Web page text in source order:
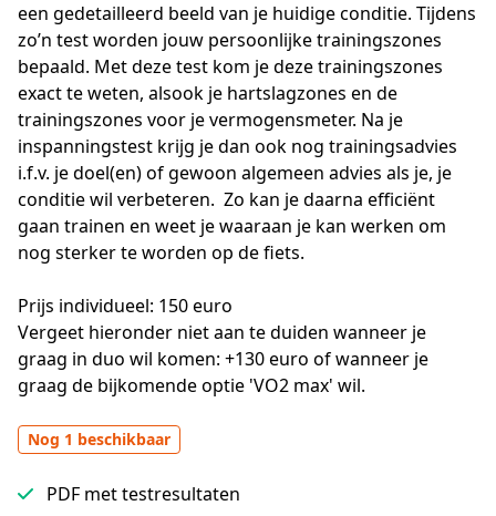
een gedetailleerd beeld van je huidige conditie. Tijdens
zo’n test worden jouw persoonlijke trainingszones
bepaald. Met deze test kom je deze trainingszones
exact te weten, alsook je hartslagzones en de
trainingszones voor je vermogensmeter. Na je
inspanningstest krijg je dan ook nog trainingsadvies
i.f.v. je doel(en) of gewoon algemeen advies als je, je
conditie wil verbeteren.  Zo kan je daarna efficiënt
gaan trainen en weet je waaraan je kan werken om
nog sterker te worden op de fiets.
Prijs individueel: 150 euro
Vergeet hieronder niet aan te duiden wanneer je
graag in duo wil komen: +130 euro of wanneer je
graag de bijkomende optie 'VO2 max' wil.
Nog 1 beschikbaar
PDF met testresultaten